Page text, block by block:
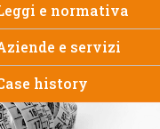
e normativa
e servizi
history